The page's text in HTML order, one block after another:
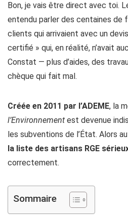
Bon, je vais être direct avec toi.
entendu parler des centaines de
clients qui arrivaient avec un
certifié » qui, en réalité, n’avait
Constat — plus d’aides, des
chèque qui fait mal.
Créée en 2011 par l’ADEME, la
l’Environnement est devenue
les subventions de l’État. Alors
la liste des artisans RGE
correctement.
Sommaire